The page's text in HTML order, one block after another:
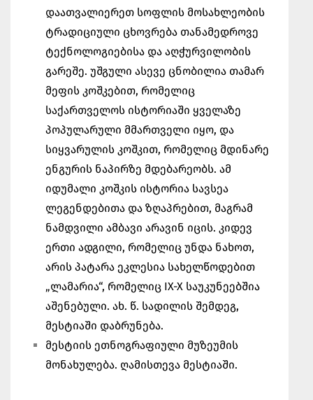
დაათვალიერეთ სოფლის მოსახლეობის
ტრადიციული ცხოვრება თანამედროვე
ტექნოლოგიებისა და აღჭურვილობის
გარეშე. უშგული ასევე ცნობილია თამარ
მეფის კოშკებით, რომელიც
საქართველოს ისტორიაში ყველაზე
პოპულარული მმართველი იყო, და
სიყვარულის კოშკით, რომელიც მდინარე
ენგურის ნაპირზე მდებარეობს. ამ
იდუმალი კოშკის ისტორია სავსეა
ლეგენდებითა და ზღაპრებით, მაგრამ
ნამდვილი ამბავი არავინ იცის. კიდევ
ერთი ადგილი, რომელიც უნდა ნახოთ,
არის პატარა ეკლესია სახელწოდებით
„ლამარია“, რომელიც IX-X საუკუნეებშია
აშენებული. ახ. წ. სადილის შემდეგ,
მესტიაში დაბრუნება.
მესტიის ეთნოგრაფიული მუზეუმის
მონახულება. ღამისთევა მესტიაში.